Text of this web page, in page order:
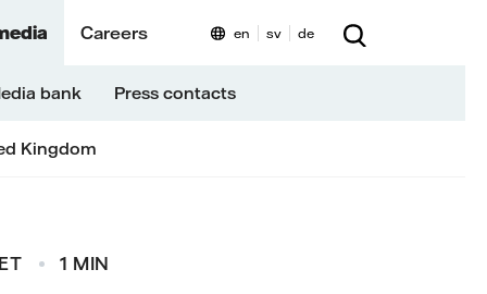
Careers
bank Press contacts
Kingdom
en sv de
1 MIN